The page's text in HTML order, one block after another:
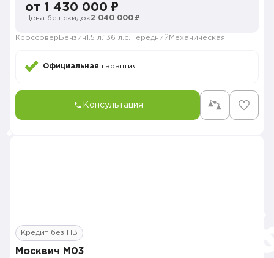
от 1 430 000 ₽
Цена без скидок2 040 000 ₽
Кроссовер Бензин1.5 л. 136 л.с. Передний Механическая
Официальная гарантия
Консультация
Кредит без ПВ
Москвич M03